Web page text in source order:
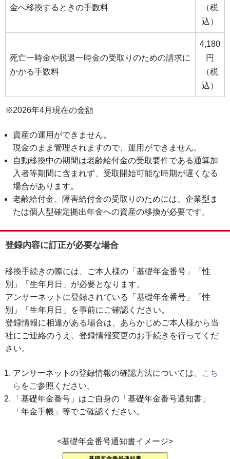
金へ移換するときの手数料
（税
込）
死亡一時金や脱退一時金の受取りのための請求に
かかる手数料
4,180
円
（税
込）
2026年4月現在の金額
資産の運用ができません。
現金のまま管理されますので、運用ができません。
自動移換中の期間は老齢給付金の受取要件である通算加
入者等期間に含まれず、受取開始可能な時期が遅くなる
場合があります。
老齢給付金、障害給付金の受取りのためには、企業型ま
たは個人型確定拠出年金への資産の移換が必要です。
登録内容に訂正が必要な場合
移換手続きの際には、ご本人様の「基礎年金番号」「性
別」「生年月日」が必要となります。
アンサーネットに登録されている「基礎年金番号」「性
別」「生年月日」を事前にご確認ください。
登録情報に相違がある場合は、あらかじめご本人様から当
社にご連絡のうえ、登録情報変更のお手続きを行ってくだ
さい。
アンサーネットの登録情報の確認方法については、
こち
ら をご参照ください。
「基礎年⾦番号」はご⾃⾝の「基礎年⾦番号通知書」
「年⾦⼿帳」等でご確認ください。
<基礎年⾦番号通知書イメージ>